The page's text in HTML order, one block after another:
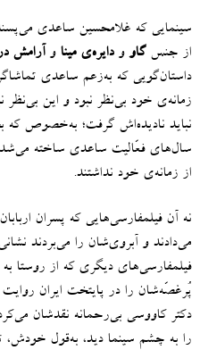
سینمایی که غلامحسین ساعدی
از جنس گاو ودایره‌ی مینا وآرامش
داستان‌گویی که به‌زعم ساعدی
زمانه‌ی خود بی‌نظر نبود و این
نباید نادیده‌اش گرفت؛ به‌خصوص که
سال‌های فعّالیت ساعدی ساخته
از زمانه‌ی خود نداشتند.
نه آن فیلمفارسی‌هایی که پسران
می‌دادند و آبروی‌شان را می‌بردند
فیلمفارسی‌های دیگری که از روستا
پُرغصّه‌شان را در پایتخت ایران
دکتر کاووسی بی‌رحمانه نقدشان
را به چشم سینما دید، به‌قول خودش،